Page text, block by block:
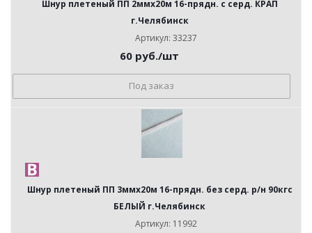
Шнур плетеный ПП 2ммх20м 16-прядн. с серд. КРАП
г.Челябинск
Артикул: 33237
60руб./шт
Под заказ
Шнур плетеный ПП 3ммх20м 16-прядн. без серд. р/н 90кгс
БЕЛЫЙ г.Челябинск
Артикул: 11992